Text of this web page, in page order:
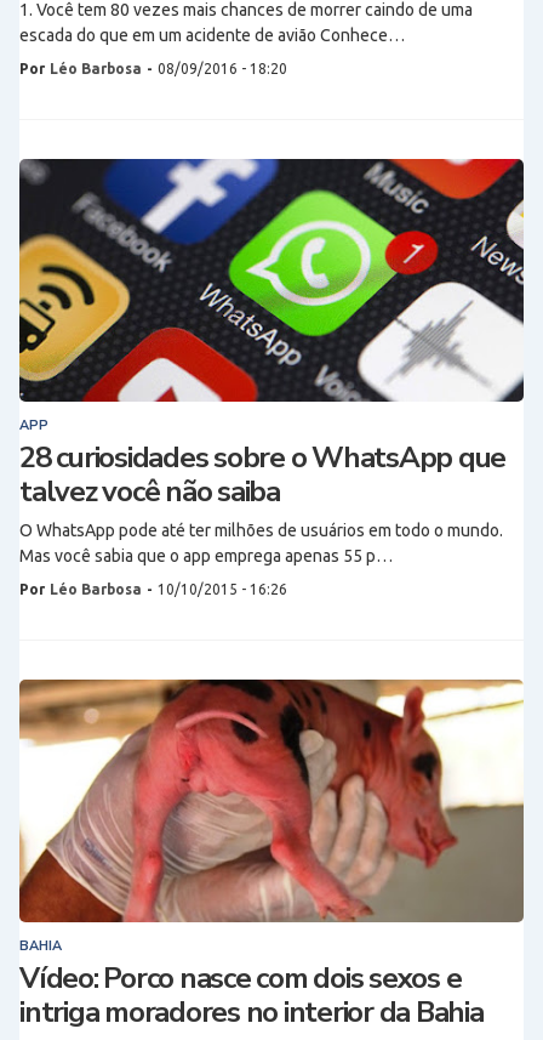
1. Você tem 80 vezes mais chances de morrer caindo de uma
escada do que em um acidente de avião Conhece…
Por Léo Barbosa - 08/09/2016 - 18:20
APP
28 curiosidades sobre o WhatsApp que
talvez você não saiba
O WhatsApp pode até ter milhões de usuários em todo o mundo.
Mas você sabia que o app emprega apenas 55 p…
Por Léo Barbosa - 10/10/2015 - 16:26
BAHIA
Vídeo: Porco nasce com dois sexos e
intriga moradores no interior da Bahia